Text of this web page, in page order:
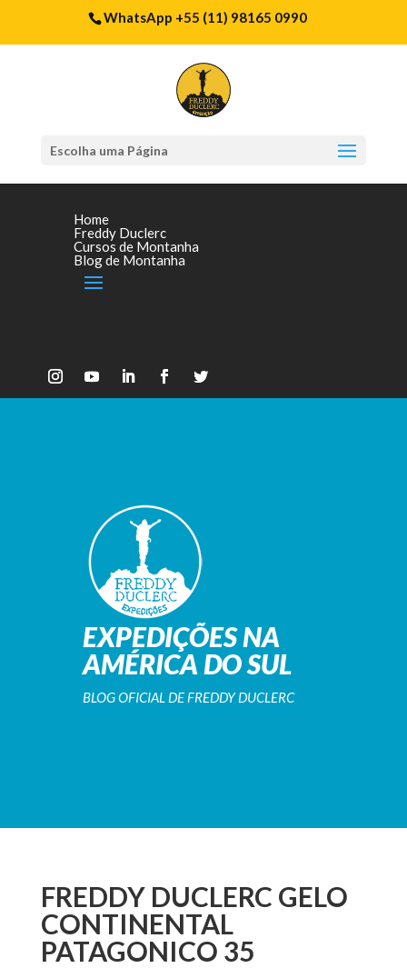
WhatsApp +55 (11) 98165 0990
Escolha uma Página
Home
Freddy Duclerc
Cursos de Montanha
Blog de Montanha
EXPEDIÇÕES NA
AMÉRICA DO SUL
BLOG OFICIAL DE FREDDY DUCLERC
FREDDY DUCLERC GELO
CONTINENTAL
PATAGONICO 35